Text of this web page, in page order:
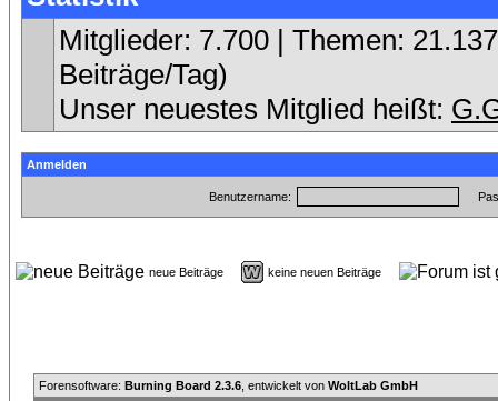
Mitglieder: 7.700 | Themen:
Beiträge/Tag)
Unser neuestes Mitglied heißt:
Anmelden
Benutzername:
neue Beiträge keine neuen Beiträge
Forensoftware: Burning Board 2.3.6 , entwickelt von WoltLab GmbH